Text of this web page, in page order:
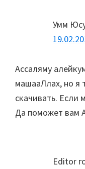
Умм
Ассаляму
машааЛлах, но я
скачивать. Если
Да поможет вам
Editor